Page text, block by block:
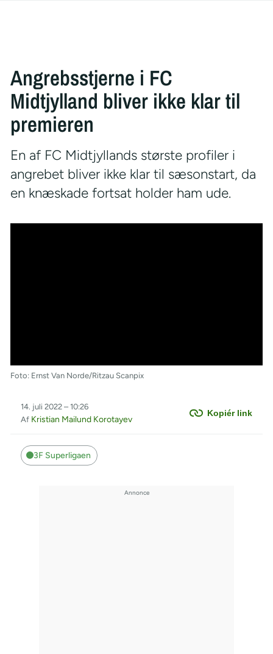
Angrebsstjerne i FC
Midtjylland bliver ikke klar til
premieren
En af FC Midtjyllands største profiler i
angrebet bliver ikke klar til sæsonstart, da
en knæskade fortsat holder ham ude.
Foto: Ernst Van Norde/Ritzau Scanpix
Kopiér link
14. juli 2022 – 10:26
Af Kristian Mailund Korotayev
3F Superligaen